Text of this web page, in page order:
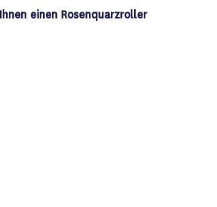
einen Rosenquarzroller